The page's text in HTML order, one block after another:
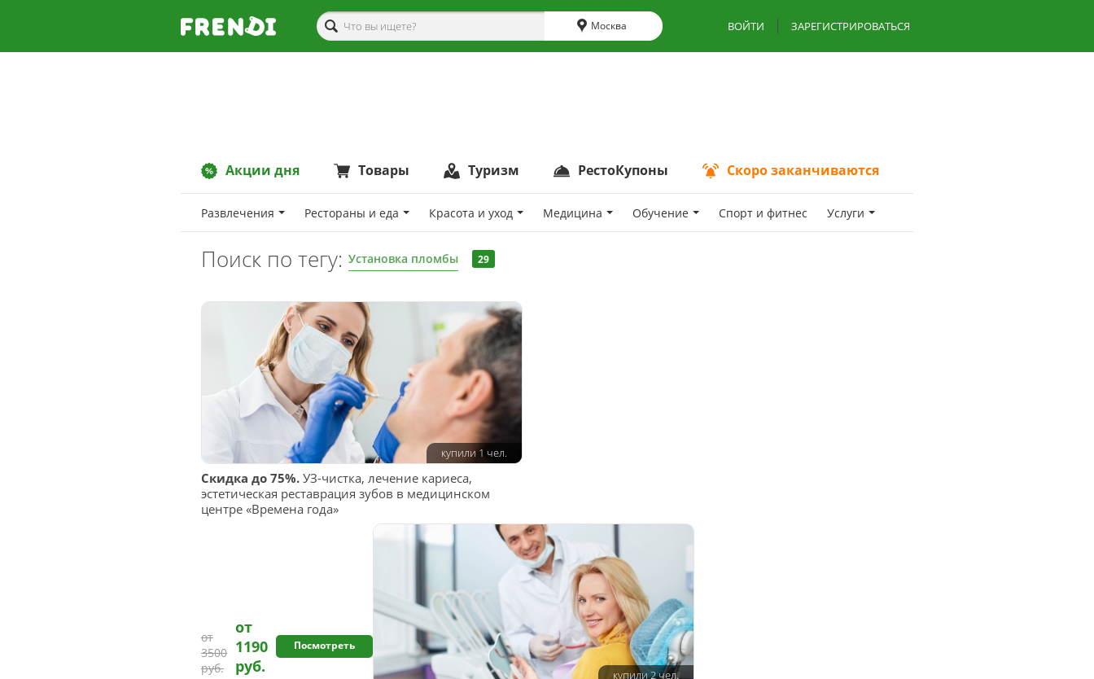
Москва ВОЙТИ ЗАРЕГИСТРИРОВАТЬСЯ
Акции дня Товары Туризм РестоКупоны Скоро заканчиваются
Развлечения Рестораны и еда Красота и уход Медицина Обучение Спoрт и фитнес Услуги
Поиск по тегу: Установка пломбы 29
Скидка до 75%. УЗ-чистка, лечение кариеса,
эстетическая реставрация зубов в медицинском
центре «Времена года»
купили 1 чел.
от
3500
руб.
от
1190
руб.
Посмотреть
купили 2 чел.